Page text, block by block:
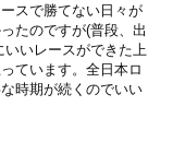
スで勝てない日々が
たのですが(普段、出
いレースができた上
ています。全日本ロ
時期が続くのでいい